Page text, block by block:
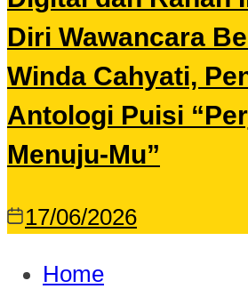
Diri Wawancara
Winda Cahyati,
Antologi Puisi
Menuju-Mu”
17/06/2026
Home